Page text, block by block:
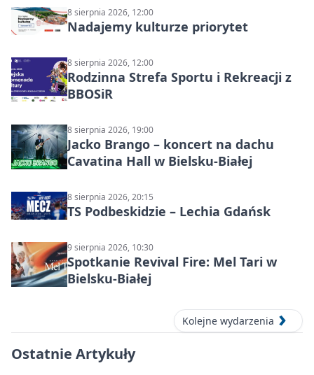
8 sierpnia 2026, 12:00
Nadajemy kulturze priorytet
8 sierpnia 2026, 12:00
Rodzinna Strefa Sportu i Rekreacji z
BBOSiR
8 sierpnia 2026, 19:00
Jacko Brango – koncert na dachu
Cavatina Hall w Bielsku-Białej
8 sierpnia 2026, 20:15
TS Podbeskidzie – Lechia Gdańsk
9 sierpnia 2026, 10:30
Spotkanie Revival Fire: Mel Tari w
Bielsku-Białej
Kolejne wydarzenia
Ostatnie Artykuły